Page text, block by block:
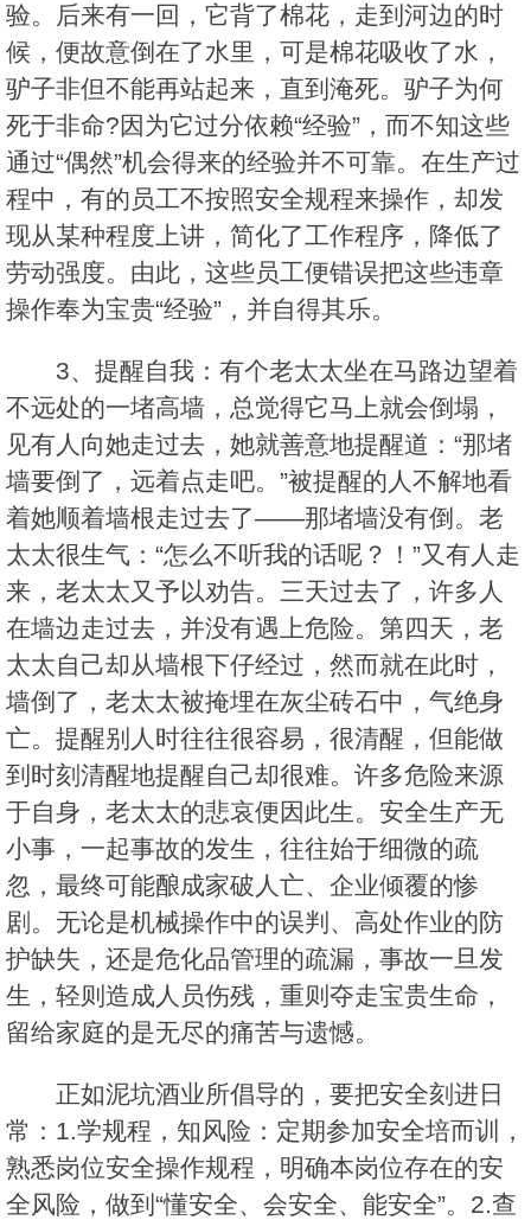
验。后来有一回，它背了棉花，走到河边的时
候，便故意倒在了水里，可是棉花吸收了水，
驴子非但不能再站起来，直到淹死。驴子为何
死于非命?因为它过分依赖“经验”，而不知这些
通过“偶然”机会得来的经验并不可靠。在生产过
程中，有的员工不按照安全规程来操作，却发
现从某种程度上讲，简化了工作程序，降低了
劳动强度。由此，这些员工便错误把这些违章
操作奉为宝贵“经验”，并自得其乐。
3、提醒自我：有个老太太坐在马路边望着
不远处的一堵高墙，总觉得它马上就会倒塌，
见有人向她走过去，她就善意地提醒道：“那堵
墙要倒了，远着点走吧。”被提醒的人不解地看
着她顺着墙根走过去了——那堵墙没有倒。老
太太很生气：“怎么不听我的话呢？！”又有人走
来，老太太又予以劝告。三天过去了，许多人
在墙边走过去，并没有遇上危险。第四天，老
太太自己却从墙根下仔经过，然而就在此时，
墙倒了，老太太被掩埋在灰尘砖石中，气绝身
亡。提醒别人时往往很容易，很清醒，但能做
到时刻清醒地提醒自己却很难。许多危险来源
于自身，老太太的悲哀便因此生。安全生产无
小事，一起事故的发生，往往始于细微的疏
忽，最终可能酿成家破人亡、企业倾覆的惨
剧。无论是机械操作中的误判、高处作业的防
护缺失，还是危化品管理的疏漏，事故一旦发
生，轻则造成人员伤残，重则夺走宝贵生命，
留给家庭的是无尽的痛苦与遗憾。
正如泥坑酒业所倡导的，要把安全刻进日
常：1.学规程，知风险：定期参加安全培而训，
熟悉岗位安全操作规程，明确本岗位存在的安
全风险，做到“懂安全、会安全、能安全”。2.查